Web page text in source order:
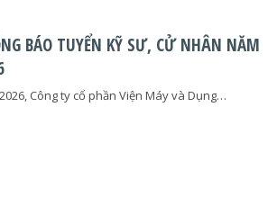
BÁO TUYỂN KỸ SƯ, CỬ NHÂN NĂM
Công ty cổ phần Viện Máy và Dụng…